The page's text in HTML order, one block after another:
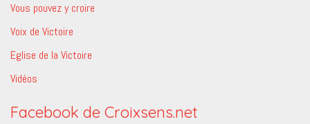
Vous pouvez y croire
Voix de Victoire
Eglise de la Victoire
Vidéos
Facebook de Croixsens.net